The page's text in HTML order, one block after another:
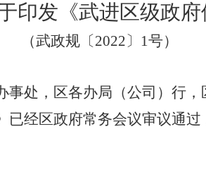
印发《武进区级政
（武政规〔2022〕1号）
处，区各办局（公司）行，
已经区政府常务会议审议通